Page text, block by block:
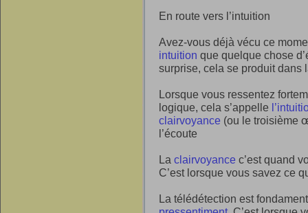
En route vers l’intuition
Avez-vous déjà vécu ce
intuition que quelque chose
surprise, cela se produit dans
Lorsque vous ressentez
logique, cela s’appelle
clairvoyance (ou le troisième
l’écoute
La clairvoyance c’est quand
C’est lorsque vous savez ce
La télédétection est